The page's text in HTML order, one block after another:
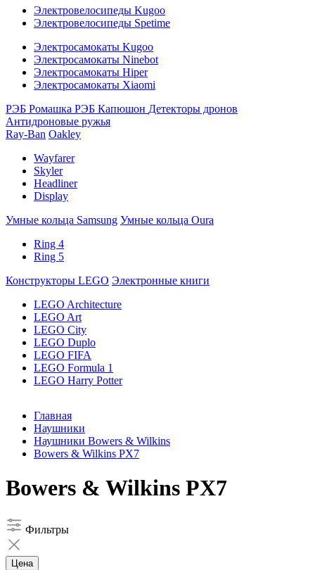
Электровелосипеды Kugoo
Электровелосипеды Spetime
Электросамокаты Kugoo
Электросамокаты Ninebot
Электросамокаты Hiper
Электросамокаты Xiaomi
РЭБ Ромашка РЭБ Капюшон Детекторы дронов
Антидроновые ружья
Ray-Ban Oakley
Wayfarer
Skyler
Headliner
Display
Умные кольца Samsung Умные кольца Oura
Ring 4
Ring 5
Конструкторы LEGO Электронные книги
LEGO Architecture
LEGO Art
LEGO City
LEGO Duplo
LEGO FIFA
LEGO Formula 1
LEGO Harry Potter
Главная
Наушники
Наушники Bowers & Wilkins
Bowers & Wilkins PX7
Bowers & Wilkins PX7
Фильтры
Цена